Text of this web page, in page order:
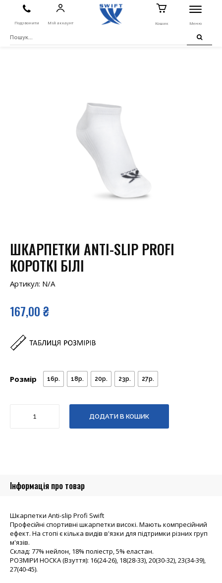
Подзвонити Мій аккаунт Кошик Меню
ШКАРПЕТКИ ANTI-SLIP PROFI
КОРОТКІ БІЛІ
Артикул: N/A
167,00₴
Розмір 16р. 18р. 20р. 23р. 27р.
ДОДАТИ В КОШИК
Інформація про товар
Шкарпетки Anti-slip Profi Swift
Професійні спортивні шкарпетки високі. Мають компресійний
ефект. На стопі є кілька видів в'язки для підтримки різних груп
м'язів.
Склад: 77% нейлон, 18% поліестр, 5% еластан.
РОЗМІРИ НОСКА (Взуття): 16(24-26), 18(28-33), 20(30-32), 23(34-39),
27(40-45).